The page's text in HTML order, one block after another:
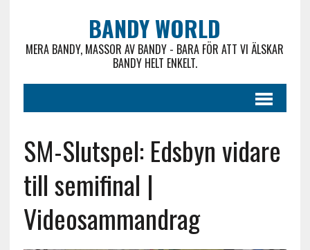
BANDY WORLD
MERA BANDY, MASSOR AV BANDY - BARA FÖR ATT VI ÄLSKAR
BANDY HELT ENKELT.
SM-Slutspel: Edsbyn vidare
till semifinal |
Videosammandrag